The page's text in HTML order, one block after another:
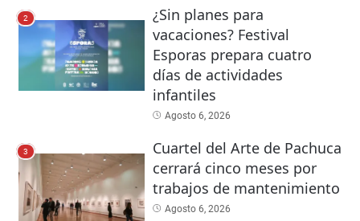
2
¿Sin planes para
vacaciones? Festival
Esporas prepara cuatro
días de actividades
infantiles
Agosto 6, 2026
3
Cuartel del Arte de Pachuca
cerrará cinco meses por
trabajos de mantenimiento
Agosto 6, 2026